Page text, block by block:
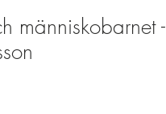
människobarnet -